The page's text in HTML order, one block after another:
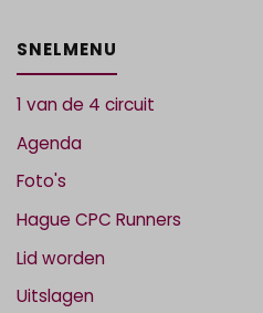
SNELMENU
1 van de 4 circuit
Agenda
Foto's
Hague CPC Runners
Lid worden
Uitslagen